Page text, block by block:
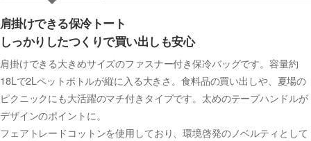
肩掛けできる保冷トート
しっかりしたつくりで買い出しも安心
肩掛けできる大きめサイズのファスナー付き保冷バッグです。容量約
18Lで2Lペットボトルが縦に入る大きさ。食料品の買い出しや、夏場の
ピクニックにも大活躍のマチ付きタイプです。太めのテープハンドルが
デザインのポイントに。
フェアトレードコットンを使用しており、環境啓発のノベルティとして